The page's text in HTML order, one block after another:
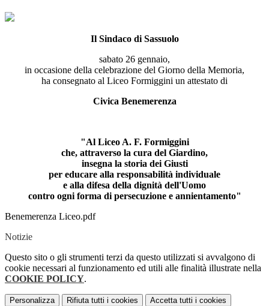
Il Sindaco di Sassuolo
sabato 26 gennaio,
in occasione della celebrazione del Giorno della Memoria,
ha consegnato al Liceo Formiggini un attestato di
Civica Benemerenza
"Al Liceo A. F. Formiggini
che, attraverso la cura del Giardino,
insegna la storia dei Giusti
per educare alla responsabilità individuale
e alla difesa della dignità dell'Uomo
contro ogni forma di persecuzione e annientamento"
Benemerenza Liceo.pdf
Notizie
Questo sito o gli strumenti terzi da questo utilizzati si avvalgono di
cookie necessari al funzionamento ed utili alle finalità illustrate nella
COOKIE POLICY.
Personalizza Rifiuta tutti i cookies Accetta tutti i cookies